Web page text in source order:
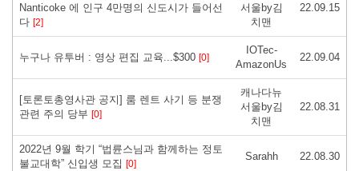
Nanticoke 에 인구 4만명의 신도시가 들어선
다 [2]
서울by김
치맨
22.09.15
누구나 유투버 : 영상 편집 교육...$300 [0]
IOTec-
AmazonUs
22.09.04
[토론토총영사관 공지] 룸 렌트 사기 등 분쟁
관련 주의 당부 [0]
캐나다뉴
서울by김
치맨
22.08.31
2022년 9월 학기 “법륜스님과 함께하는 정토
불교대학” 신입생 모집 [0]
Sarahh 22.08.30